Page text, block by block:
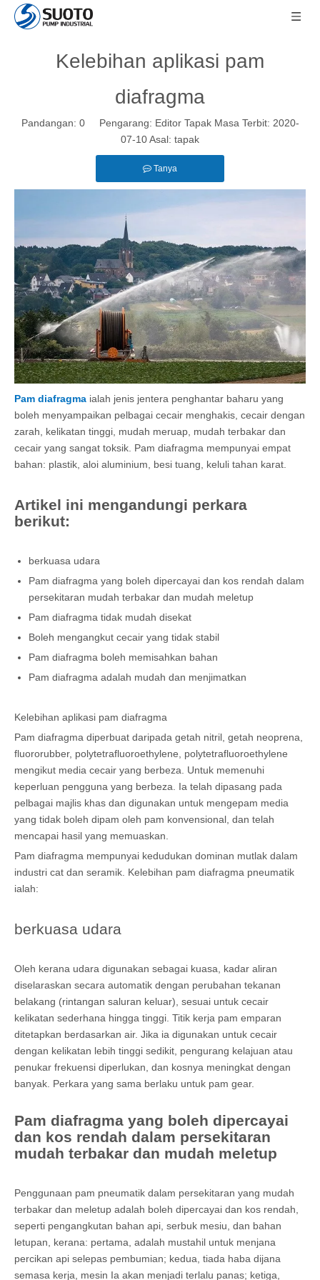
Kelebihan aplikasi pam
diafragma
Pandangan: 0Pengarang: Editor Tapak Masa Terbit: 2020-
07-10 Asal: tapak
Tanya
Pam diafragma ialah jenis jentera penghantar baharu yang
boleh menyampaikan pelbagai cecair menghakis, cecair dengan
zarah, kelikatan tinggi, mudah meruap, mudah terbakar dan
cecair yang sangat toksik. Pam diafragma mempunyai empat
bahan: plastik, aloi aluminium, besi tuang, keluli tahan karat.
Artikel ini mengandungi perkara
berikut:
berkuasa udara
Pam diafragma yang boleh dipercayai dan kos rendah dalam
persekitaran mudah terbakar dan mudah meletup
Pam diafragma tidak mudah disekat
Boleh mengangkut cecair yang tidak stabil
Pam diafragma boleh memisahkan bahan
Pam diafragma adalah mudah dan menjimatkan
Kelebihan aplikasi pam diafragma
Pam diafragma diperbuat daripada getah nitril, getah neoprena,
fluororubber, polytetrafluoroethylene, polytetrafluoroethylene
mengikut media cecair yang berbeza. Untuk memenuhi
keperluan pengguna yang berbeza. Ia telah dipasang pada
pelbagai majlis khas dan digunakan untuk mengepam media
yang tidak boleh dipam oleh pam konvensional, dan telah
mencapai hasil yang memuaskan.
Pam diafragma mempunyai kedudukan dominan mutlak dalam
industri cat dan seramik. Kelebihan pam diafragma pneumatik
ialah:
berkuasa udara
Oleh kerana udara digunakan sebagai kuasa, kadar aliran
diselaraskan secara automatik dengan perubahan tekanan
belakang (rintangan saluran keluar), sesuai untuk cecair
kelikatan sederhana hingga tinggi. Titik kerja pam emparan
ditetapkan berdasarkan air. Jika ia digunakan untuk cecair
dengan kelikatan lebih tinggi sedikit, pengurang kelajuan atau
penukar frekuensi diperlukan, dan kosnya meningkat dengan
banyak. Perkara yang sama berlaku untuk pam gear.
Pam diafragma yang boleh dipercayai
dan kos rendah dalam persekitaran
mudah terbakar dan mudah meletup
Penggunaan pam pneumatik dalam persekitaran yang mudah
terbakar dan meletup adalah boleh dipercayai dan kos rendah,
seperti pengangkutan bahan api, serbuk mesiu, dan bahan
letupan, kerana: pertama, adalah mustahil untuk menjana
percikan api selepas pembumian; kedua, tiada haba dijana
semasa kerja, mesin Ia akan menjadi terlalu panas; ketiga,